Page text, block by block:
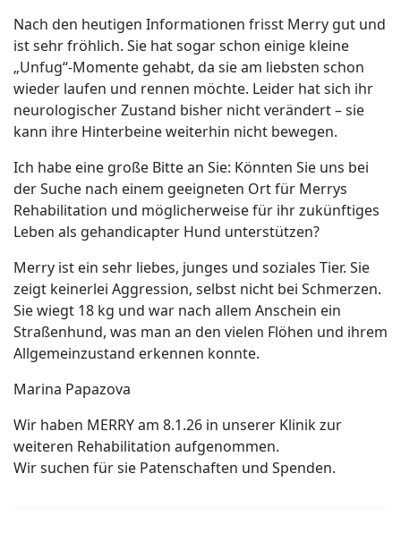
Nach den heutigen Informationen frisst Merry gut und
ist sehr fröhlich. Sie hat sogar schon einige kleine
„Unfug“-Momente gehabt, da sie am liebsten schon
wieder laufen und rennen möchte. Leider hat sich ihr
neurologischer Zustand bisher nicht verändert – sie
kann ihre Hinterbeine weiterhin nicht bewegen.
Ich habe eine große Bitte an Sie: Könnten Sie uns bei
der Suche nach einem geeigneten Ort für Merrys
Rehabilitation und möglicherweise für ihr zukünftiges
Leben als gehandicapter Hund unterstützen?
Merry ist ein sehr liebes, junges und soziales Tier. Sie
zeigt keinerlei Aggression, selbst nicht bei Schmerzen.
Sie wiegt 18 kg und war nach allem Anschein ein
Straßenhund, was man an den vielen Flöhen und ihrem
Allgemeinzustand erkennen konnte.
Marina Papazova
Wir haben MERRY am 8.1.26 in unserer Klinik zur
weiteren Rehabilitation aufgenommen.
Wir suchen für sie Patenschaften und Spenden.